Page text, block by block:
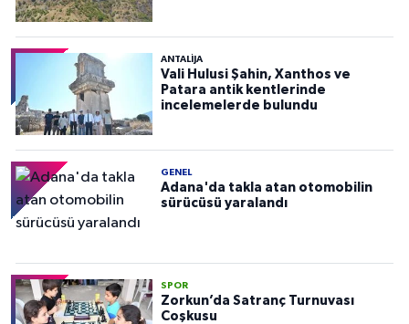
ANTALIJA
Vali Hulusi Şahin, Xanthos ve
Patara antik kentlerinde
incelemelerde bulundu
GENEL
Adana'da takla atan otomobilin
sürücüsü yaralandı
SPOR
Zorkun’da Satranç Turnuvası
Coşkusu